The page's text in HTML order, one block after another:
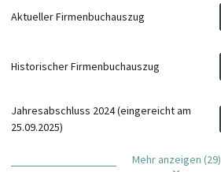
Aktueller Firmenbuchauszug
Historischer Firmenbuchauszug
Jahresabschluss 2024 (eingereicht am
25.09.2025)
Mehr anzeigen (29)